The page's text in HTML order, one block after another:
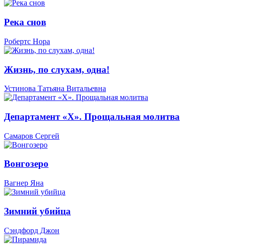
Река снов
Робертс Нора
Жизнь, по слухам, одна!
Устинова Татьяна Витальевна
Департамент «Х». Прощальная молитва
Самаров Сергей
Вонгозеро
Вагнер Яна
Зимний убийца
Сэндфорд Джон